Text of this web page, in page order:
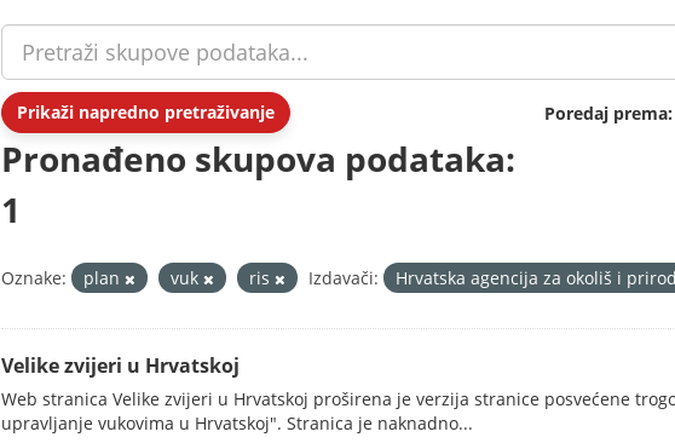
Prikaži napredno pretraživanje Poredaj prema
Pronađeno skupova podataka:
1
Oznake: plan vuk ris Izdavači: Hrvatska agencija za okoliš i
Velike zvijeri u Hrvatskoj
Web stranica Velike zvijeri u Hrvatskoj proširena je verzija stranice posvećene
upravljanje vukovima u Hrvatskoj". Stranica je naknadno...